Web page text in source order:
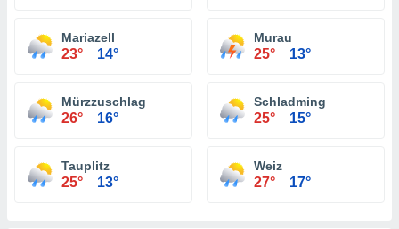
Mariazell
23° 14°
Murau
25° 13°
Mürzzuschlag
26° 16°
Schladming
25° 15°
Tauplitz
25° 13°
Weiz
27° 17°